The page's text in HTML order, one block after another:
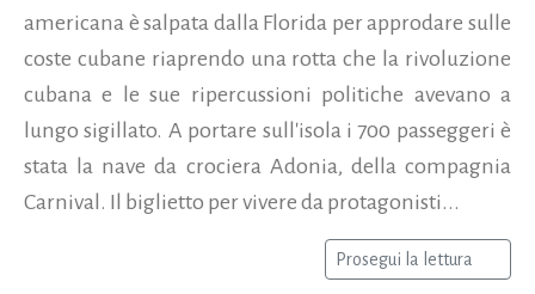
americana è salpata dalla Florida per approdare sulle
coste cubane riaprendo una rotta che la rivoluzione
cubana e le sue ripercussioni politiche avevano a
lungo sigillato. A portare sull'isola i 700 passeggeri è
stata la nave da crociera Adonia, della compagnia
Carnival. Il biglietto per vivere da protagonisti...
Prosegui la lettura